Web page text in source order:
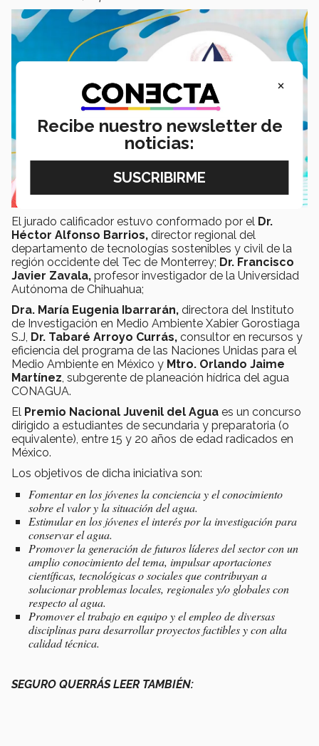
El jurado calificador estuvo conformado por el Dr.
Héctor Alfonso Barrios, director regional del
departamento de tecnologías sostenibles y civil de la
región occidente del Tec de Monterrey; Dr. Francisco
Javier Zavala, profesor investigador de la Universidad
Autónoma de Chihuahua;
Dra. María Eugenia Ibarrarán, directora del Instituto
de Investigación en Medio Ambiente Xabier Gorostiaga
S.J, Dr. Tabaré Arroyo Currás, consultor en recursos y
eficiencia del programa de las Naciones Unidas para el
Medio Ambiente en México y Mtro. Orlando Jaime
Martínez , subgerente de planeación hídrica del agua
CONAGUA.
El Premio Nacional Juvenil del Agua es un concurso
dirigido a estudiantes de secundaria y preparatoria (o
equivalente), entre 15 y 20 años de edad radicados en
México.
Los objetivos de dicha iniciativa son:
Fomentar en los jóvenes la conciencia y el conocimiento
sobre el valor y la situación del agua.
Estimular en los jóvenes el interés por la investigación para
conservar el agua.
Promover la generación de futuros líderes del sector con un
amplio conocimiento del tema, impulsar aportaciones
científicas, tecnológicas o sociales que contribuyan a
solucionar problemas locales, regionales y/o globales con
respecto al agua.
Promover el trabajo en equipo y el empleo de diversas
disciplinas para desarrollar proyectos factibles y con alta
calidad técnica.
SEGURO QUERRÁS LEER TAMBIÉN:
×
Recibe nuestro newsletter de
noticias: